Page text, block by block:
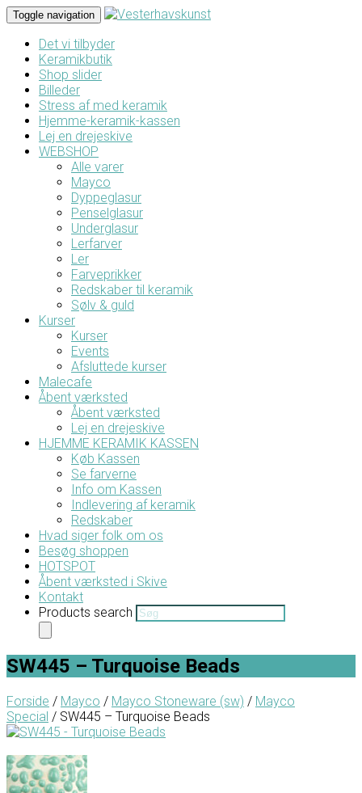
Toggle navigation
Det vi tilbyder
Keramikbutik
Shop slider
Billeder
Stress af med keramik
Hjemme-keramik-kassen
Lej en drejeskive
WEBSHOP
Alle varer
Mayco
Dyppeglasur
Penselglasur
Underglasur
Lerfarver
Ler
Farveprikker
Redskaber til keramik
Sølv & guld
Kurser
Kurser
Events
Afsluttede kurser
Malecafe
Åbent værksted
Åbent værksted
Lej en drejeskive
HJEMME KERAMIK KASSEN
Køb Kassen
Se farverne
Info om Kassen
Indlevering af keramik
Redskaber
Hvad siger folk om os
Besøg shoppen
HOTSPOT
Åbent værksted i Skive
Kontakt
Products search
SW445 – Turquoise Beads
Forside / Mayco / Mayco Stoneware (sw) / Mayco
Special / SW445 – Turquoise Beads